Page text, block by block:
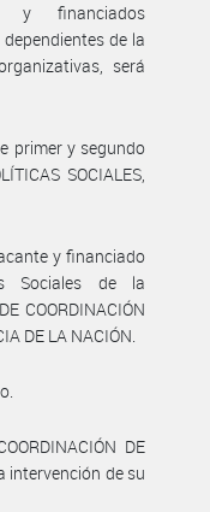
y financiados
de la
será
primer y segundo
SOCIALES,
y financiado
Sociales de la
COORDINACIÓN
DE LA NACIÓN.
DE
intervención de su